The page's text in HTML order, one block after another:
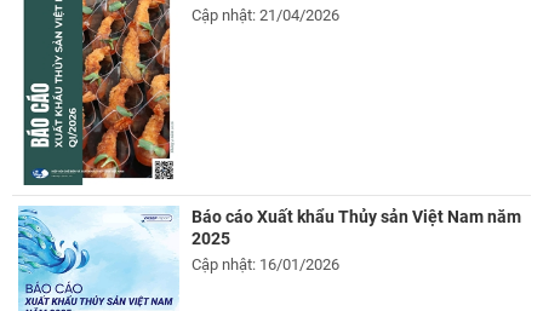
Cập nhật: 21/04/2026
Báo cáo Xuất khẩu Thủy sản Việt Nam năm
2025
Cập nhật: 16/01/2026